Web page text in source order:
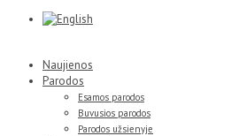
Naujienos
Parodos
Esamos parodos
Buvusios parodos
Parodos užsienyje